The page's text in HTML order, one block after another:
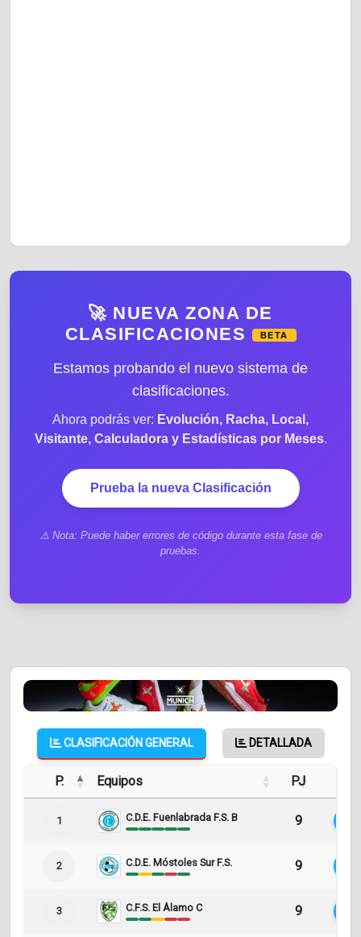
🚀 NUEVA ZONA DE
CLASIFICACIONES
BETA
Estamos probando el nuevo sistema de
clasificaciones.
Ahora podrás ver: Evolución, Racha, Local,
Visitante, Calculadora y Estadísticas por Meses.
Prueba la nueva Clasificación
⚠️ Nota: Puede haber errores de código durante esta fase de
pruebas.
CLASIFICACIÓN GENERAL DETALLADA
P. Equipos PJ
1 C.D.E. Fuenlabrada F.S. B 9
2 C.D.E. Móstoles Sur F.S. 9
3 C.F.S. El Álamo C 9